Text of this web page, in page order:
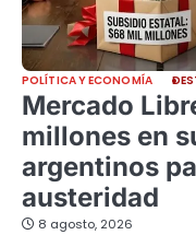
POLÍTICA Y ECONOMÍA
Mercado
millones en
argentinos
austeridad
8 agosto, 2026